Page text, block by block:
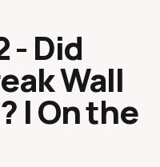
- Did
Wall
| On the